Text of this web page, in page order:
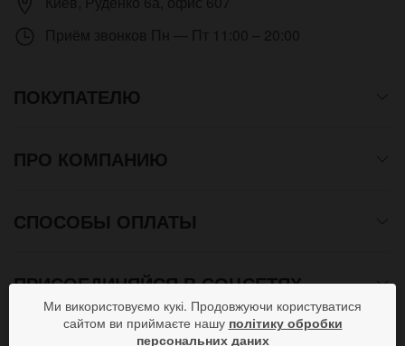
ПОКУПАТЕЛЮ
ПРО КОМПАНИЮ
СПОСОБЫ ОПЛАТЫ
ПРИСОЕДИНЯЙСЯ В СОЦСЕТЯХ
Ми використовуємо кукі. Продовжуючи користуватися
сайтом ви приймаєте нашу політику обробки
персональних даних